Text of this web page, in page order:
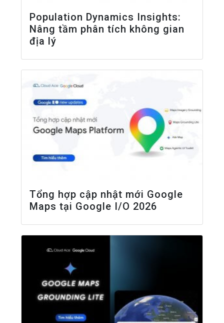
Population Dynamics Insights:
Nâng tầm phân tích không gian
địa lý
Tổng hợp cập nhật mới Google
Maps tại Google I/O 2026